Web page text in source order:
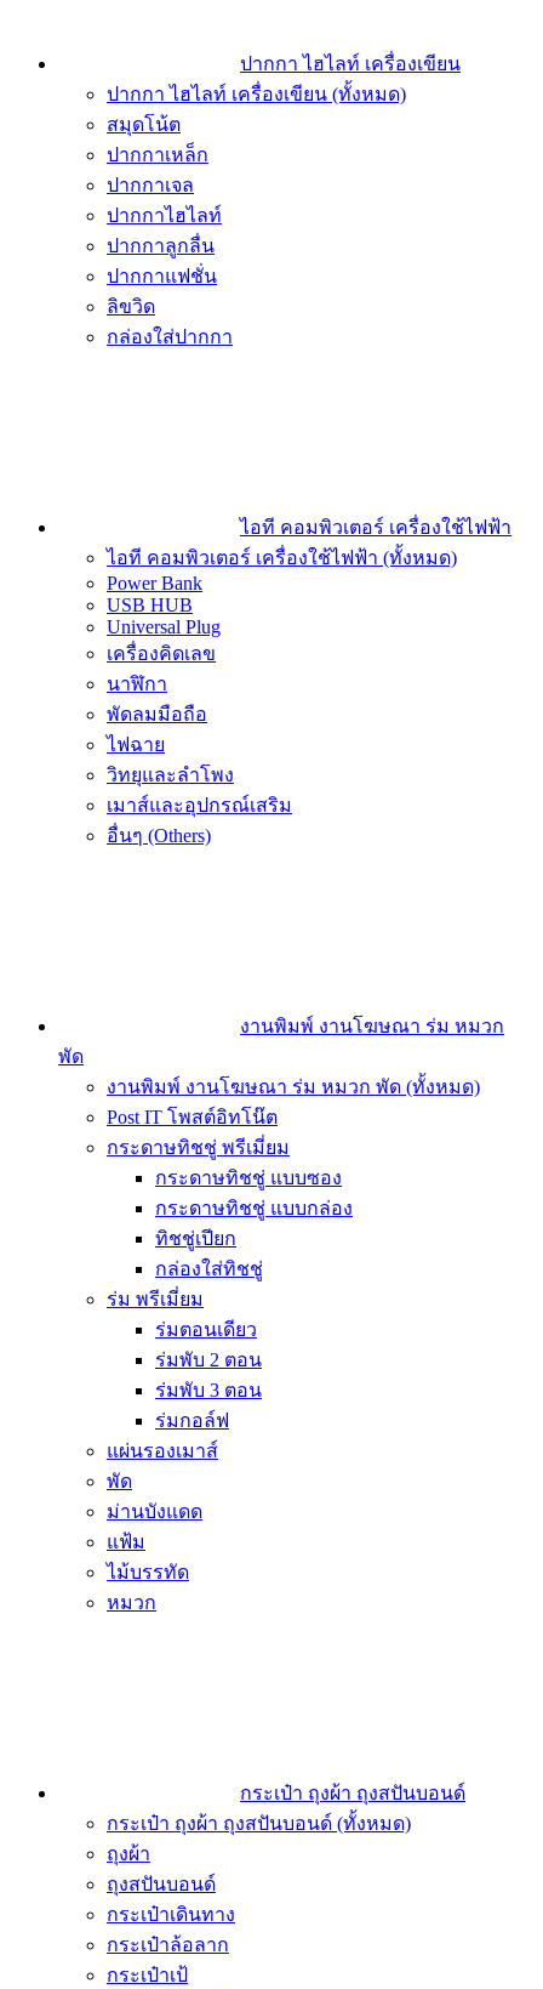
ปากกา ไฮไลท์ เครื่องเขียน
ปากกา ไฮไลท์ เครื่องเขียน (ทั้งหมด)
สมุดโน้ต
ปากกาเหล็ก
ปากกาเจล
ปากกาไฮไลท์
ปากกาลูกลื่น
ปากกาแฟชั่น
ลิขวิด
กล่องใส่ปากกา
ไอที คอมพิวเตอร์ เครื่องใช้ไฟฟ้า
ไอที คอมพิวเตอร์ เครื่องใช้ไฟฟ้า (ทั้งหมด)
Power Bank
USB HUB
Universal Plug
เครื่องคิดเลข
นาฬิกา
พัดลมมือถือ
ไฟฉาย
วิทยุและลำโพง
เมาส์และอุปกรณ์เสริม
อื่นๆ (Others)
งานพิมพ์ งานโฆษณา ร่ม หมวก
พัด
งานพิมพ์ งานโฆษณา ร่ม หมวก พัด (ทั้งหมด)
Post IT โพสต์อิทโน๊ต
กระดาษทิชชู่ พรีเมี่ยม
กระดาษทิชชู่ แบบซอง
กระดาษทิชชู่ แบบกล่อง
ทิชชู่เปียก
กล่องใส่ทิชชู่
ร่ม พรีเมี่ยม
ร่มตอนเดียว
ร่มพับ 2 ตอน
ร่มพับ 3 ตอน
ร่มกอล์ฟ
แผ่นรองเมาส์
พัด
ม่านบังแดด
แฟ้ม
ไม้บรรทัด
หมวก
กระเป๋า ถุงผ้า ถุงสปันบอนด์
กระเป๋า ถุงผ้า ถุงสปันบอนด์ (ทั้งหมด)
ถุงผ้า
ถุงสปันบอนด์
กระเป๋าเดินทาง
กระเป๋าล้อลาก
กระเป๋าเป้